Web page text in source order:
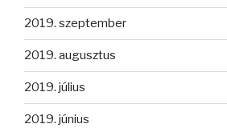
2019. szeptember
2019. augusztus
2019. július
2019. június